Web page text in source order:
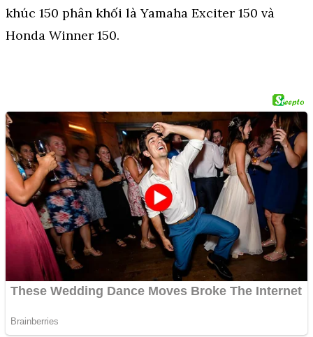
khúc 150 phân khối là Yamaha Exciter 150 và
Honda Winner 150.